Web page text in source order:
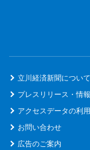
立川経済新聞について
プレスリリース・情
アクセスデータの利
お問い合わせ
広告のご案内